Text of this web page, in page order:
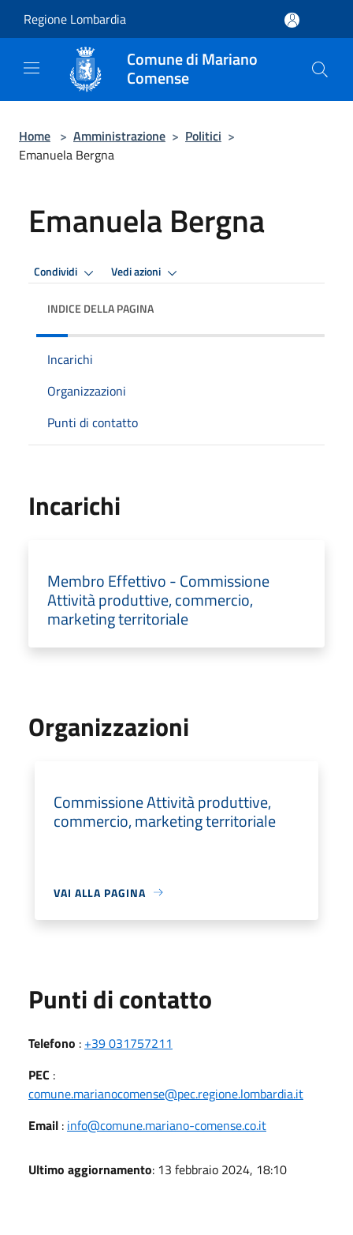
Regione Lombardia
Comune di Mariano
Comense
Home > Amministrazione > Politici >
Emanuela Bergna
Emanuela Bergna
Condividi Vedi azioni
INDICE DELLA PAGINA
Incarichi
Organizzazioni
Punti di contatto
Incarichi
Membro Effettivo - Commissione
Attività produttive, commercio,
marketing territoriale
Organizzazioni
Commissione Attività produttive,
commercio, marketing territoriale
VAI ALLA PAGINA
Punti di contatto
Telefono : +39 031757211
PEC :
comune.marianocomense@pec.regione.lombardia.it
Email : info@comune.mariano-comense.co.it
Ultimo aggiornamento: 13 febbraio 2024, 18:10